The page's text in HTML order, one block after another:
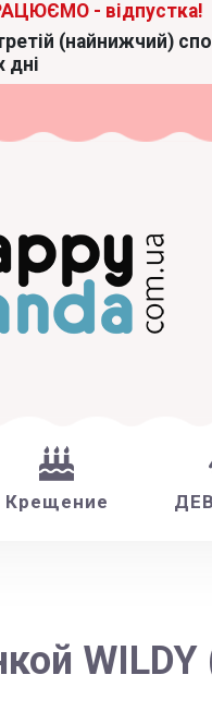
- відпустка!
(найнижчий)
дні
Крещение
WILDY